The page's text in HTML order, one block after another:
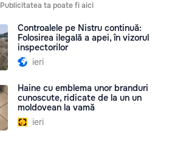
Publicitatea ta poate fi aici
Controalele pe Nistru continuă:
Folosirea ilegală a apei, în vizorul
inspectorilor
ieri
Haine cu emblema unor branduri
cunoscute, ridicate de la un un
moldovean la vamă
ieri